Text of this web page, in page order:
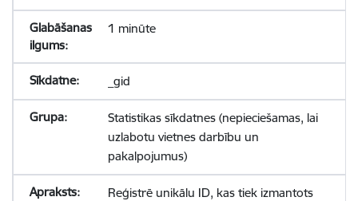
1 minūte
_gid
Statistikas sīkdatnes (nepieciešamas, lai
uzlabotu vietnes darbību un
pakalpojumus)
Reģistrē unikālu ID, kas tiek izmantots